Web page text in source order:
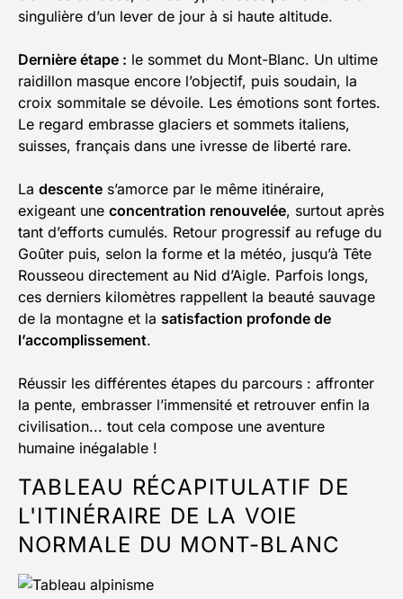
singulière d’un lever de jour à si haute altitude.
Dernière étape : le sommet du Mont-Blanc. Un ultime
raidillon masque encore l’objectif, puis soudain, la
croix sommitale se dévoile. Les émotions sont fortes.
Le regard embrasse glaciers et sommets italiens,
suisses, français dans une ivresse de liberté rare.
La descente s’amorce par le même itinéraire,
exigeant une concentration renouvelée, surtout après
tant d’efforts cumulés. Retour progressif au refuge du
Goûter puis, selon la forme et la météo, jusqu’à Tête
Rousseou directement au Nid d’Aigle. Parfois longs,
ces derniers kilomètres rappellent la beauté sauvage
de la montagne et la satisfaction profonde de
l’accomplissement.
Réussir les différentes étapes du parcours : affronter
la pente, embrasser l’immensité et retrouver enfin la
civilisation... tout cela compose une aventure
humaine inégalable !
TABLEAU RÉCAPITULATIF DE
L'ITINÉRAIRE DE LA VOIE
NORMALE DU MONT-BLANC